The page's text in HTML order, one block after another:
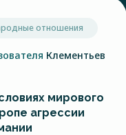
отношения
Клементьев
мирового
агрессии